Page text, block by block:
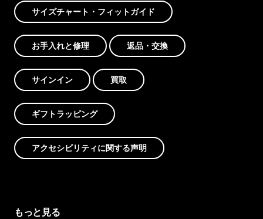
サイズチャート・フィットガイド
お手入れと修理 返品・交換
サインイン 買取
ギフトラッピング
アクセシビリティに関する声明
もっと見る